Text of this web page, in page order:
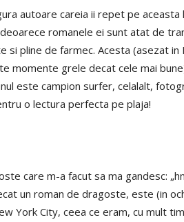
autoare careia ii repet pe
romanele ei sunt atat de
pline de farmec. Acesta (asezat
momente grele decat cele mai
este campion surfer, celalalt,
o lectura perfecta pe plaja!
care m-a facut sa ma gandesc:
un roman de dragoste, este (in
York City, ceea ce eram, cu mult